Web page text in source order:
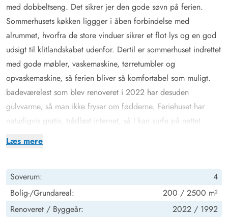
Læs mere
med dobbeltseng. Det sikrer jer den gode søvn på ferien.
Sommerhusets køkken liggger i åben forbindelse med
alrummet, hvorfra de store vinduer sikrer et flot lys og en god
udsigt til klitlandskabet udenfor. Dertil er sommerhuset indrettet
med gode møbler, vaskemaskine, tørretumbler og
opvaskemaskine, så ferien bliver så komfortabel som muligt.
badeværelest som blev renoveret i 2022 har desuden
gulvvarme, så man ikke fryser om fødderne. Feriehuset har
naturligvis gratis, trådløst internet, så I kan surfe på nettet.
Perfekt uderum til børn og hund
grund ned mod klitterne. Terrassen er perfekt til afslapning,
som hører ferien til. Og når solen er fremme, kan de voksne
trække sig tilbage og nyde varmen på solsengen eller diverse
Soverum:
4
Bolig-/Grundareal:
200 / 2500 m²
Renoveret / Byggeår: 2022 / 1992